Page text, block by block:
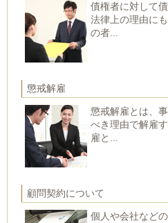
債権者に対して
法律上の理由に
の者...
懲戒解雇
懲戒解雇とは、
べき理由で解雇
雇と...
顧問契約について
個人や会社など